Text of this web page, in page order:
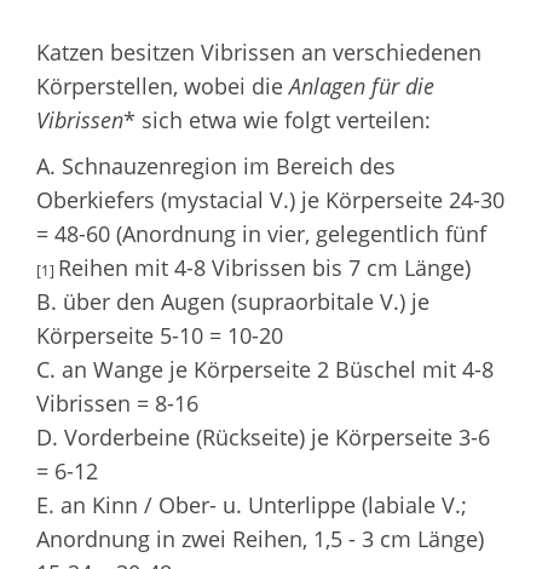
Katzen besitzen Vibrissen an verschiedenen
Körperstellen, wobei dieAnlagen für die
Vibrissen* sich etwa wie folgt verteilen:
A. Schnauzenregion im Bereich des
Oberkiefers (mystacial V.) je Körperseite 24-30
= 48-60 (Anordnung in vier, gelegentlich fünf
[1] Reihen mit 4-8 Vibrissen bis 7 cm Länge)
B. über den Augen (supraorbitale V.) je
Körperseite 5-10 = 10-20
C. an Wange je Körperseite 2 Büschel mit 4-8
Vibrissen = 8-16
D. Vorderbeine (Rückseite) je Körperseite 3-6
= 6-12
E. an Kinn / Ober- u. Unterlippe (labiale V.;
Anordnung in zwei Reihen, 1,5 - 3 cm Länge)